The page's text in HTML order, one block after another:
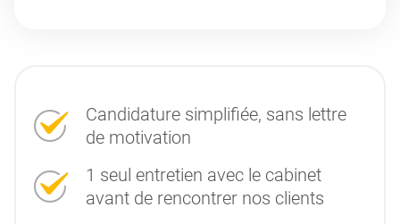
Candidature simplifiée, sans lettre
de motivation
1 seul entretien avec le cabinet
avant de rencontrer nos clients